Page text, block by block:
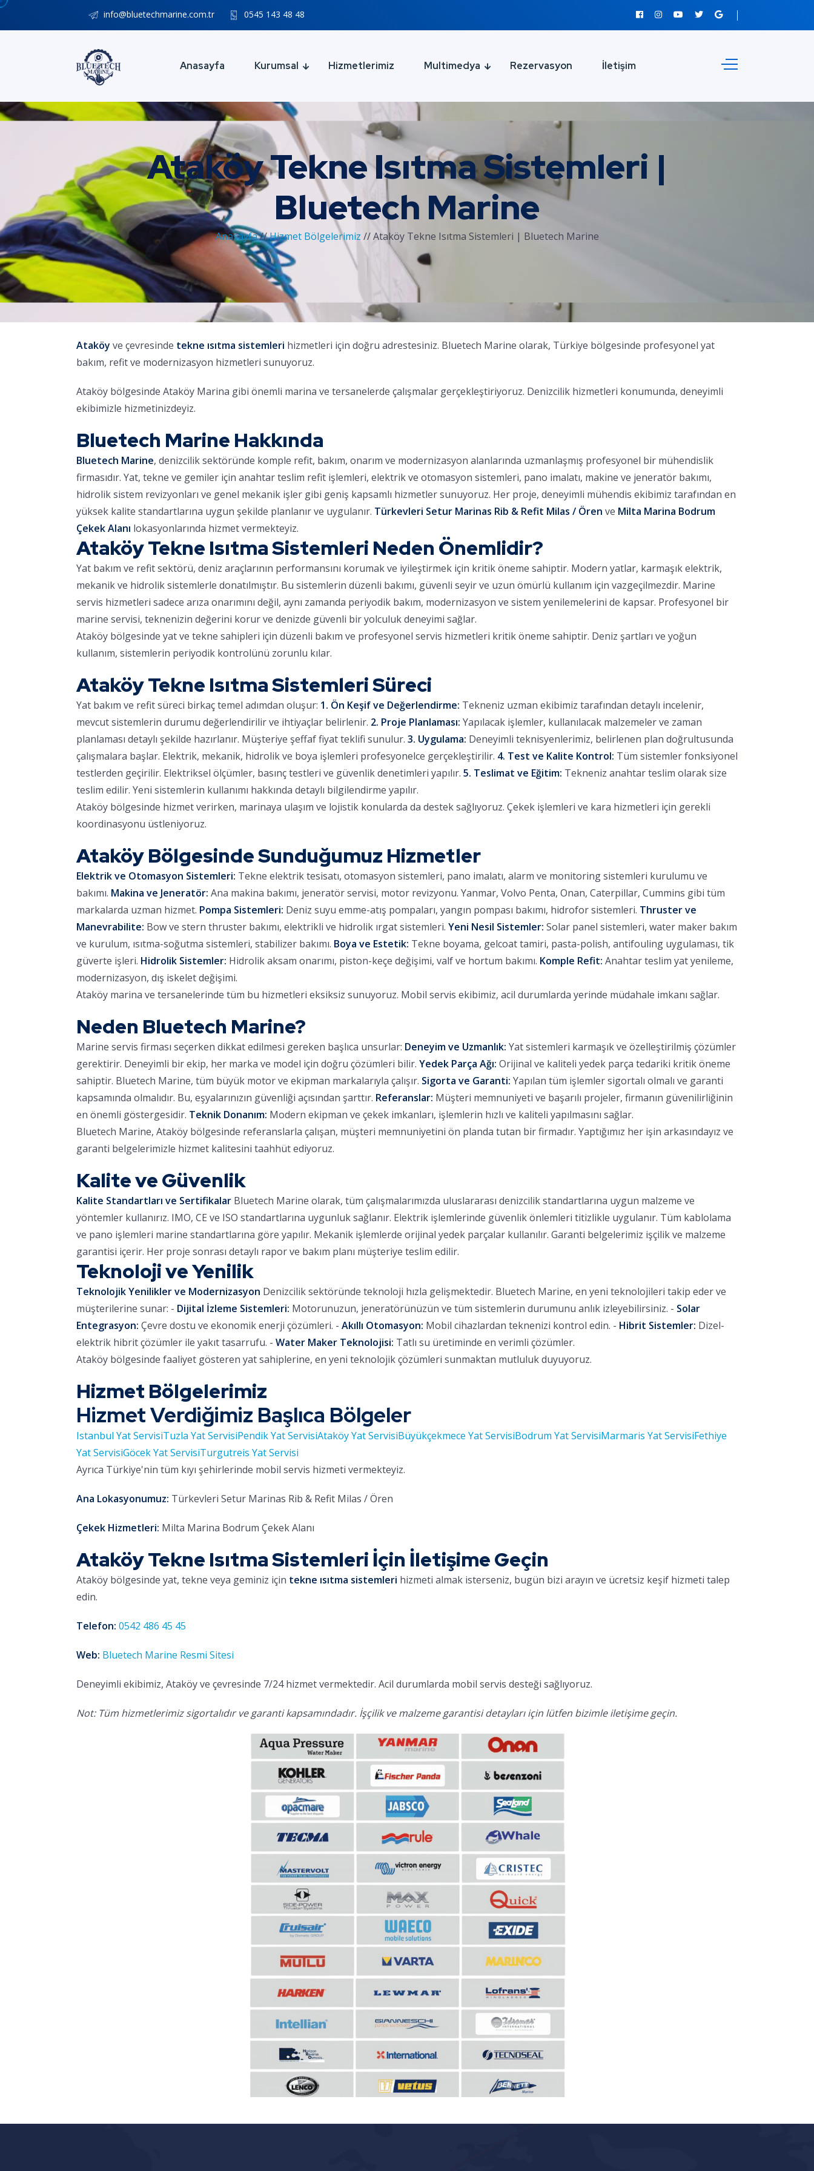
info@bluetechmarine.com.tr 0545 143 48 48
Anasayfa Kurumsal Hizmetlerimiz Multimedya Rezervasyon İletişim
Ataköy Tekne Isıtma Sistemleri |
Bluetech Marine
Anasayfa//Hizmet Bölgelerimiz //Ataköy Tekne Isıtma Sistemleri | Bluetech Marine
Ataköy ve çevresinde tekne ısıtma sistemleri hizmetleri için doğru adrestesiniz. Bluetech Marine olarak, Türkiye bölgesinde profesyonel yat
bakım, refit ve modernizasyon hizmetleri sunuyoruz.
Ataköy bölgesinde Ataköy Marina gibi önemli marina ve tersanelerde çalışmalar gerçekleştiriyoruz. Denizcilik hizmetleri konumunda, deneyimli
ekibimizle hizmetinizdeyiz.
Bluetech Marine Hakkında
Bluetech Marine, denizcilik sektöründe komple refit, bakım, onarım ve modernizasyon alanlarında uzmanlaşmış profesyonel bir mühendislik
firmasıdır. Yat, tekne ve gemiler için anahtar teslim refit işlemleri, elektrik ve otomasyon sistemleri, pano imalatı, makine ve jeneratör bakımı,
hidrolik sistem revizyonları ve genel mekanik işler gibi geniş kapsamlı hizmetler sunuyoruz. Her proje, deneyimli mühendis ekibimiz tarafından en
yüksek kalite standartlarına uygun şekilde planlanır ve uygulanır. Türkevleri Setur Marinas Rib & Refit Milas / Ören ve Milta Marina Bodrum
Çekek Alanı lokasyonlarında hizmet vermekteyiz.
Ataköy Tekne Isıtma Sistemleri Neden Önemlidir?
Yat bakım ve refit sektörü, deniz araçlarının performansını korumak ve iyileştirmek için kritik öneme sahiptir. Modern yatlar, karmaşık elektrik,
mekanik ve hidrolik sistemlerle donatılmıştır. Bu sistemlerin düzenli bakımı, güvenli seyir ve uzun ömürlü kullanım için vazgeçilmezdir. Marine
servis hizmetleri sadece arıza onarımını değil, aynı zamanda periyodik bakım, modernizasyon ve sistem yenilemelerini de kapsar. Profesyonel bir
marine servisi, teknenizin değerini korur ve denizde güvenli bir yolculuk deneyimi sağlar.
Ataköy bölgesinde yat ve tekne sahipleri için düzenli bakım ve profesyonel servis hizmetleri kritik öneme sahiptir. Deniz şartları ve yoğun
kullanım, sistemlerin periyodik kontrolünü zorunlu kılar.
Ataköy Tekne Isıtma Sistemleri Süreci
Yat bakım ve refit süreci birkaç temel adımdan oluşur: 1. Ön Keşif ve Değerlendirme: Tekneniz uzman ekibimiz tarafından detaylı incelenir,
mevcut sistemlerin durumu değerlendirilir ve ihtiyaçlar belirlenir. 2. Proje Planlaması: Yapılacak işlemler, kullanılacak malzemeler ve zaman
planlaması detaylı şekilde hazırlanır. Müşteriye şeffaf fiyat teklifi sunulur. 3. Uygulama: Deneyimli teknisyenlerimiz, belirlenen plan doğrultusunda
çalışmalara başlar. Elektrik, mekanik, hidrolik ve boya işlemleri profesyonelce gerçekleştirilir. 4. Test ve Kalite Kontrol: Tüm sistemler fonksiyonel
testlerden geçirilir. Elektriksel ölçümler, basınç testleri ve güvenlik denetimleri yapılır. 5. Teslimat ve Eğitim: Tekneniz anahtar teslim olarak size
teslim edilir. Yeni sistemlerin kullanımı hakkında detaylı bilgilendirme yapılır.
Ataköy bölgesinde hizmet verirken, marinaya ulaşım ve lojistik konularda da destek sağlıyoruz. Çekek işlemleri ve kara hizmetleri için gerekli
koordinasyonu üstleniyoruz.
Ataköy Bölgesinde Sunduğumuz Hizmetler
Elektrik ve Otomasyon Sistemleri: Tekne elektrik tesisatı, otomasyon sistemleri, pano imalatı, alarm ve monitoring sistemleri kurulumu ve
bakımı. Makina ve Jeneratör: Ana makina bakımı, jeneratör servisi, motor revizyonu. Yanmar, Volvo Penta, Onan, Caterpillar, Cummins gibi tüm
markalarda uzman hizmet. Pompa Sistemleri: Deniz suyu emme-atış pompaları, yangın pompası bakımı, hidrofor sistemleri. Thruster ve
Manevrabilite: Bow ve stern thruster bakımı, elektrikli ve hidrolik ırgat sistemleri. Yeni Nesil Sistemler: Solar panel sistemleri, water maker bakım
ve kurulum, ısıtma-soğutma sistemleri, stabilizer bakımı. Boya ve Estetik: Tekne boyama, gelcoat tamiri, pasta-polish, antifouling uygulaması, tik
güverte işleri. Hidrolik Sistemler: Hidrolik aksam onarımı, piston-keçe değişimi, valf ve hortum bakımı. Komple Refit: Anahtar teslim yat yenileme,
modernizasyon, dış iskelet değişimi.
Ataköy marina ve tersanelerinde tüm bu hizmetleri eksiksiz sunuyoruz. Mobil servis ekibimiz, acil durumlarda yerinde müdahale imkanı sağlar.
Neden Bluetech Marine?
Marine servis firması seçerken dikkat edilmesi gereken başlıca unsurlar: Deneyim ve Uzmanlık: Yat sistemleri karmaşık ve özelleştirilmiş çözümler
gerektirir. Deneyimli bir ekip, her marka ve model için doğru çözümleri bilir. Yedek Parça Ağı: Orijinal ve kaliteli yedek parça tedariki kritik öneme
sahiptir. Bluetech Marine, tüm büyük motor ve ekipman markalarıyla çalışır. Sigorta ve Garanti: Yapılan tüm işlemler sigortalı olmalı ve garanti
kapsamında olmalıdır. Bu, eşyalarınızın güvenliği açısından şarttır. Referanslar: Müşteri memnuniyeti ve başarılı projeler, firmanın güvenilirliğinin
en önemli göstergesidir. Teknik Donanım: Modern ekipman ve çekek imkanları, işlemlerin hızlı ve kaliteli yapılmasını sağlar.
Bluetech Marine, Ataköy bölgesinde referanslarla çalışan, müşteri memnuniyetini ön planda tutan bir firmadır. Yaptığımız her işin arkasındayız ve
garanti belgelerimizle hizmet kalitesini taahhüt ediyoruz.
Kalite ve Güvenlik
Kalite Standartları ve Sertifikalar Bluetech Marine olarak, tüm çalışmalarımızda uluslararası denizcilik standartlarına uygun malzeme ve
yöntemler kullanırız. IMO, CE ve ISO standartlarına uygunluk sağlanır. Elektrik işlemlerinde güvenlik önlemleri titizlikle uygulanır. Tüm kablolama
ve pano işlemleri marine standartlarına göre yapılır. Mekanik işlemlerde orijinal yedek parçalar kullanılır. Garanti belgelerimiz işçilik ve malzeme
garantisi içerir. Her proje sonrası detaylı rapor ve bakım planı müşteriye teslim edilir.
Teknoloji ve Yenilik
Teknolojik Yenilikler ve Modernizasyon Denizcilik sektöründe teknoloji hızla gelişmektedir. Bluetech Marine, en yeni teknolojileri takip eder ve
müşterilerine sunar: - Dijital İzleme Sistemleri: Motorunuzun, jeneratörünüzün ve tüm sistemlerin durumunu anlık izleyebilirsiniz. - Solar
Entegrasyon: Çevre dostu ve ekonomik enerji çözümleri. - Akıllı Otomasyon: Mobil cihazlardan teknenizi kontrol edin. - Hibrit Sistemler: Dizel-
elektrik hibrit çözümler ile yakıt tasarrufu. - Water Maker Teknolojisi: Tatlı su üretiminde en verimli çözümler.
Ataköy bölgesinde faaliyet gösteren yat sahiplerine, en yeni teknolojik çözümleri sunmaktan mutluluk duyuyoruz.
Hizmet Bölgelerimiz
Hizmet Verdiğimiz Başlıca Bölgeler
Istanbul Yat ServisiTuzla Yat ServisiPendik Yat ServisiAtaköy Yat ServisiBüyükçekmece Yat ServisiBodrum Yat ServisiMarmaris Yat ServisiFethiye
Yat ServisiGöcek Yat ServisiTurgutreis Yat Servisi
Ayrıca Türkiye'nin tüm kıyı şehirlerinde mobil servis hizmeti vermekteyiz.
Ana Lokasyonumuz: Türkevleri Setur Marinas Rib & Refit Milas / Ören
Çekek Hizmetleri: Milta Marina Bodrum Çekek Alanı
Ataköy Tekne Isıtma Sistemleri İçin İletişime Geçin
Ataköy bölgesinde yat, tekne veya geminiz için tekne ısıtma sistemleri hizmeti almak isterseniz, bugün bizi arayın ve ücretsiz keşif hizmeti talep
edin.
Telefon: 0542 486 45 45
Web: Bluetech Marine Resmi Sitesi
Deneyimli ekibimiz, Ataköy ve çevresinde 7/24 hizmet vermektedir. Acil durumlarda mobil servis desteği sağlıyoruz.
Not: Tüm hizmetlerimiz sigortalıdır ve garanti kapsamındadır. İşçilik ve malzeme garantisi detayları için lütfen bizimle iletişime geçin.